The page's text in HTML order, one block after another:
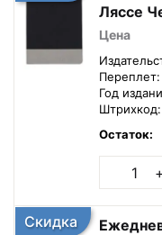
Ляссе
С6372-
Цена
Переплет:
Год
Штрихкод:
Остаток:
+
Скидка